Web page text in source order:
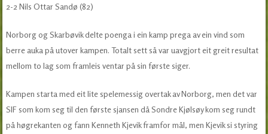
2-2 Nils Ottar Sandø (82)
Norborg og Skarbøvik delte poenga i ein kamp prega av ein vind som
berre auka på utover kampen. Totalt sett så var uavgjort eit greit resultat
mellom to lag som framleis ventar på sin første siger.
Kampen starta med eit lite spelemessig overtak av Norborg, men det var
SIF som kom seg til den første sjansen då Sondre Kjølsøy kom seg rundt
på høgrekanten og fann Kenneth Kjevik framfor mål, men Kjevik si styring